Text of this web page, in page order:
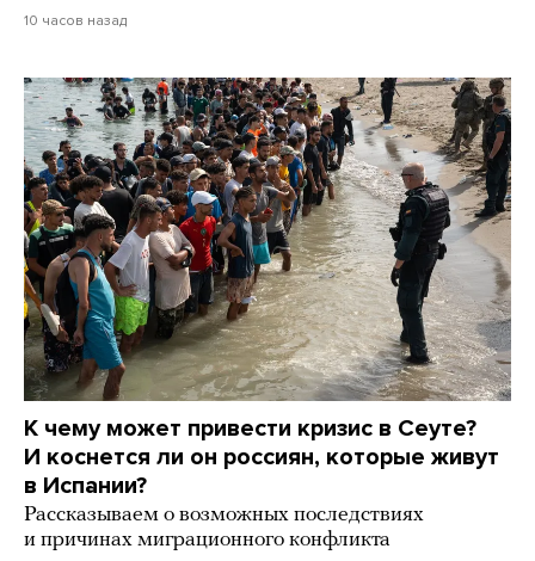
10 часов назад
К чему может привести кризис в Сеуте?
И коснется ли он россиян, которые живут
в Испании?
Рассказываем о возможных последствиях
и причинах миграционного конфликта